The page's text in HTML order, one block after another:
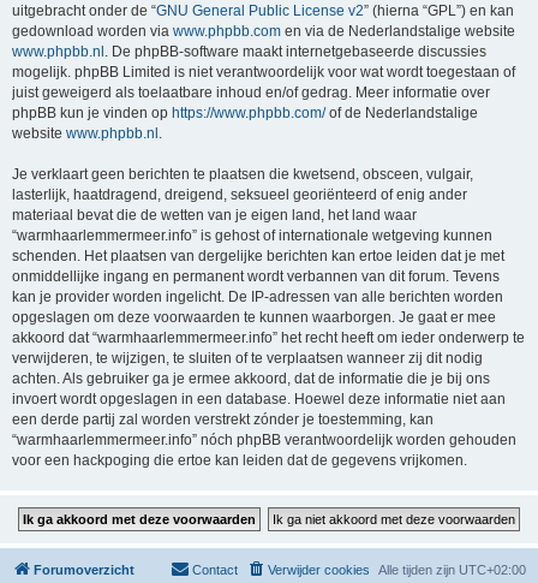
uitgebracht onder de “GNU General Public License v2” (hierna “GPL”) en kan
gedownload worden via www.phpbb.com en via de Nederlandstalige website
www.phpbb.nl . De phpBB-software maakt internetgebaseerde discussies
mogelijk. phpBB Limited is niet verantwoordelijk voor wat wordt toegestaan of
juist geweigerd als toelaatbare inhoud en/of gedrag. Meer informatie over
phpBB kun je vinden op https://www.phpbb.com/of de Nederlandstalige
website www.phpbb.nl .
Je verklaart geen berichten te plaatsen die kwetsend, obsceen, vulgair,
lasterlijk, haatdragend, dreigend, seksueel georiënteerd of enig ander
materiaal bevat die de wetten van je eigen land, het land waar
“warmhaarlemmermeer.info” is gehost of internationale wetgeving kunnen
schenden. Het plaatsen van dergelijke berichten kan ertoe leiden dat je met
onmiddellijke ingang en permanent wordt verbannen van dit forum. Tevens
kan je provider worden ingelicht. De IP-adressen van alle berichten worden
opgeslagen om deze voorwaarden te kunnen waarborgen. Je gaat er mee
akkoord dat “warmhaarlemmermeer.info” het recht heeft om ieder onderwerp te
verwijderen, te wijzigen, te sluiten of te verplaatsen wanneer zij dit nodig
achten. Als gebruiker ga je ermee akkoord, dat de informatie die je bij ons
invoert wordt opgeslagen in een database. Hoewel deze informatie niet aan
een derde partij zal worden verstrekt zónder je toestemming, kan
“warmhaarlemmermeer.info” nóch phpBB verantwoordelijk worden gehouden
voor een hackpoging die ertoe kan leiden dat de gegevens vrijkomen.
Forumoverzicht Alle tijden zijn UTC+02:00
Verwijder cookies
Contact